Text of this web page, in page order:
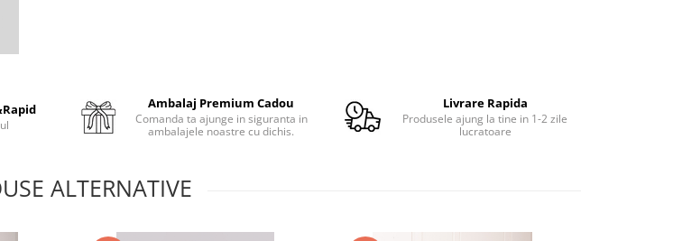
Ambalaj Premium Cadou
Comanda ta ajunge in siguranta in
ambalajele noastre cu dichis.
Livrare Rapida
Produsele ajung la tine in 1-2 zile
lucratoare
ALTERNATIVE